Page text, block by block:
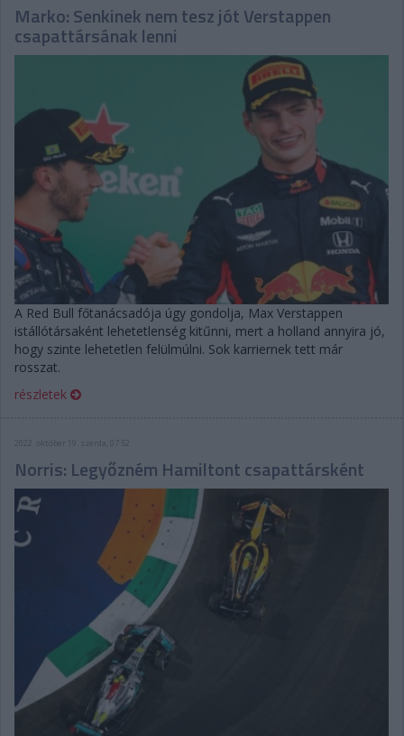
Marko: Senkinek nem tesz jót Verstappen
csapattársának lenni
A Red Bull főtanácsadója úgy gondolja, Max Verstappen
istállótársaként lehetetlenség kitűnni, mert a holland annyira jó,
hogy szinte lehetetlen felülmúlni. Sok karriernek tett már
rosszat.
részletek
2022. október 19. szerda, 07:52
Norris: Legyőzném Hamiltont csapattársként